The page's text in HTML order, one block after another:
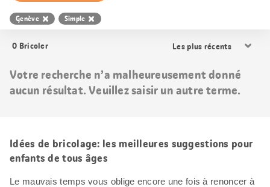
Genève Simple
0 Bricoler
les
Votre recherche n’a malheureusement donné
aucun résultat. Veuillez saisir un autre terme.
Idées de bricolage: les meilleures suggestions pour
enfants de tous âges
Le mauvais temps vous oblige encore une fois à renoncer à